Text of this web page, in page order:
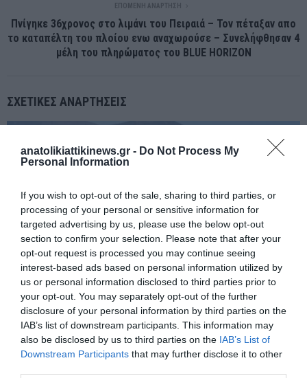
anatolikiattikinews.gr - Do Not Process My
Personal Information
If you wish to opt-out of the sale, sharing to third parties, or
processing of your personal or sensitive information for
targeted advertising by us, please use the below opt-out
section to confirm your selection. Please note that after your
opt-out request is processed you may continue seeing
interest-based ads based on personal information utilized by
us or personal information disclosed to third parties prior to
your opt-out. You may separately opt-out of the further
disclosure of your personal information by third parties on the
IAB’s list of downstream participants. This information may
also be disclosed by us to third parties on the IAB’s List of
Downstream Participants that may further disclose it to other
ΕΠΌΜΕΝΗ ΑΝΆΡΤΗΣΗ
Πνίγηκε 36χρονος στο λιμάνι του Πειραιά – Τον πέταξαν απο
το καταπέλτη του πλοίου ενω αναχωρούσε – Συνελήφθησαν 4
μέλη του πληρώματος του BLUE HORIZON
ΣΧΕΤΙΚΈΣ ΑΝΑΡΤΉΣΕΙΣ
Μυκονοσ:Ευτυχώς, δεν αναφέρθηκαν τραυματισμοί μεταξύ των
επιβατών ή του πληρώματος.